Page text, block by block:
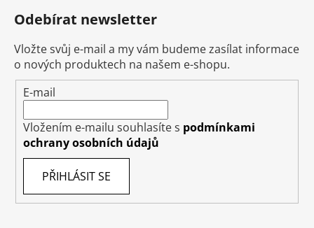
Odebírat newsletter
Vložte svůj e-mail a my vám budeme zasílat informace
o nových produktech na našem e-shopu.
E-mail
Vložením e-mailu souhlasíte s podmínkami
ochrany osobních údajů
PŘIHLÁSIT SE